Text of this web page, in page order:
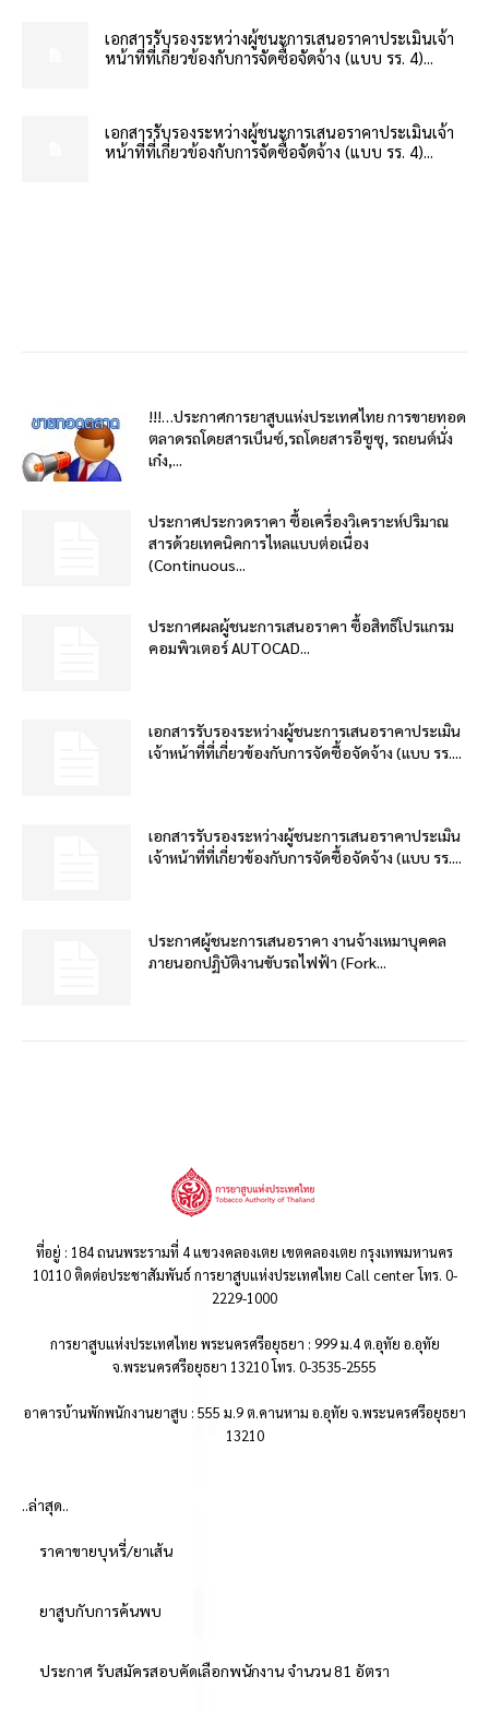
เอกสารรับรองระหว่างผู้ชนะการเสนอราคาประเมินเจ้า
หน้าที่ที่เกี่ยวข้องกับการจัดซื้อจัดจ้าง (แบบ รร. 4)...
เอกสารรับรองระหว่างผู้ชนะการเสนอราคาประเมินเจ้า
หน้าที่ที่เกี่ยวข้องกับการจัดซื้อจัดจ้าง (แบบ รร. 4)...
!!!…ประกาศการยาสูบแห่งประเทศไทย การขายทอด
ตลาดรถโดยสารเบ็นซ์,รถโดยสารอีซูซุ, รถยนต์นั่ง
เก๋ง,...
ประกาศประกวดราคา ซื้อเครื่องวิเคราะห์ปริมาณ
สารด้วยเทคนิคการไหลแบบต่อเนื่อง
(Continuous...
ประกาศผลผู้ชนะการเสนอราคา ซื้อสิทธิโปรแกรม
คอมพิวเตอร์ AUTOCAD...
เอกสารรับรองระหว่างผู้ชนะการเสนอราคาประเมิน
เจ้าหน้าที่ที่เกี่ยวข้องกับการจัดซื้อจัดจ้าง (แบบ รร....
เอกสารรับรองระหว่างผู้ชนะการเสนอราคาประเมิน
เจ้าหน้าที่ที่เกี่ยวข้องกับการจัดซื้อจัดจ้าง (แบบ รร....
ประกาศผู้ชนะการเสนอราคา งานจ้างเหมาบุคคล
ภายนอกปฏิบัติงานขับรถไฟฟ้า (Fork...
ที่อยู่ : 184 ถนนพระรามที่ 4 แขวงคลองเตย เขตคลองเตย กรุงเทพมหานคร
10110 ติดต่อประชาสัมพันธ์ การยาสูบแห่งประเทศไทย Call center โทร. 0-
2229-1000
การยาสูบแห่งประเทศไทย พระนครศรีอยุธยา : 999 ม.4 ต.อุทัย อ.อุทัย
จ.พระนครศรีอยุธยา 13210 โทร. 0-3535-2555
อาคารบ้านพักพนักงานยาสูบ : 555 ม.9 ต.คานหาม อ.อุทัย จ.พระนครศรีอยุธยา
13210
..ล่าสุด..
ราคาขายบุหรี่/ยาเส้น
ยาสูบกับการค้นพบ
ประกาศ รับสมัครสอบคัดเลือกพนักงาน จำนวน 81 อัตรา